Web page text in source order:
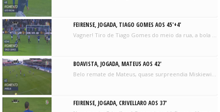
FEIRENSE, JOGADA, TIAGO GOMES AOS 45'+4'
Vagner! Tiro de Tiago Gomes do meio da rua, a bola bate na frente do guarda-redes que desvia com o peito.
BOAVISTA, JOGADA, MATEUS AOS 42'
Belo remate de Mateus, quase surpreendia Miskiewicz, que afastou como pôde, mas à segunda o guardião agarrou.
FEIRENSE, JOGADA, CRIVELLARO AOS 37'